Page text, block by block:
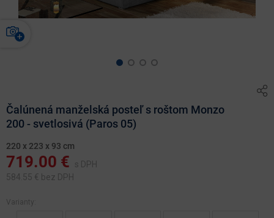
Čalúnená manželská posteľ s roštom Monzo
200 - svetlosivá (Paros 05)
220 x 223 x 93 cm
719.00 €
s DPH
584.55 € bez DPH
Varianty: